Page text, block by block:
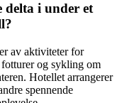
delta i under et
av aktiviteter for
og sykling om
Hotellet arrangerer
spennende